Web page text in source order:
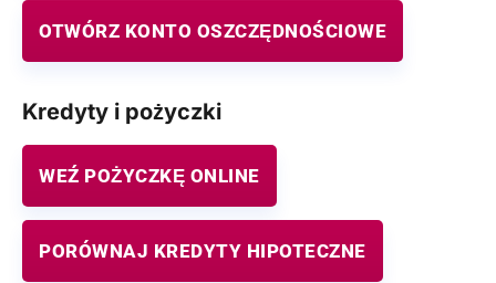
OTWÓRZ KONTO OSZCZĘDNOŚCIOWE
Kredyty i pożyczki
WEŹ POŻYCZKĘ ONLINE
PORÓWNAJ KREDYTY HIPOTECZNE